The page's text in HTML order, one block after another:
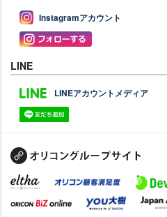
Instagramアカウント
LINE
LINEアカウントメディア